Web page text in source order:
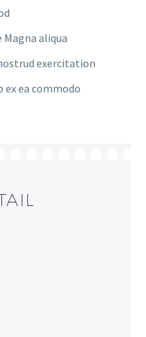
aliqua
exercitation
ea commodo